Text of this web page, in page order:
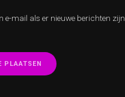
e-mail als er nieuwe berichten zijn.